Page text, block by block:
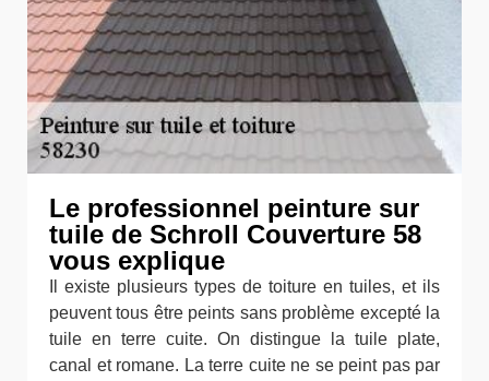
Le professionnel peinture sur
tuile de Schroll Couverture 58
vous explique
Il existe plusieurs types de toiture en tuiles, et ils
peuvent tous être peints sans problème excepté la
tuile en terre cuite. On distingue la tuile plate,
canal et romane. La terre cuite ne se peint pas par